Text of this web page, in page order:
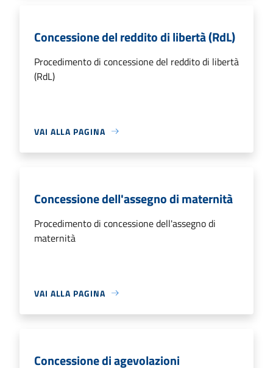
Concessione del reddito di libertà (RdL)
Procedimento di concessione del reddito di libertà
(RdL)
VAI ALLA PAGINA
Concessione dell'assegno di maternità
Procedimento di concessione dell'assegno di
maternità
VAI ALLA PAGINA
Concessione di agevolazioni